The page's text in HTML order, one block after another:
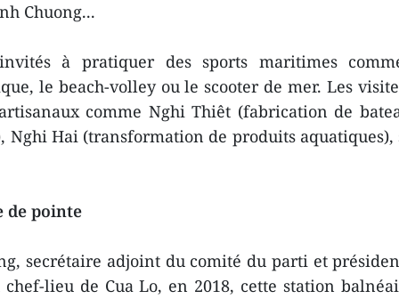
Chuong...
à pratiquer des sports maritimes
le beach-volley ou le scooter de mer. Les
comme Nghi Thiêt (fabrication de
Nghi Hai (transformation de produits aquatiques),
de pointe
secrétaire adjoint du comité du parti et
lieu de Cua Lo, en 2018, cette station